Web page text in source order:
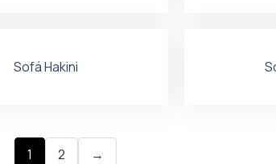
Sofá Hakini
1 2 →